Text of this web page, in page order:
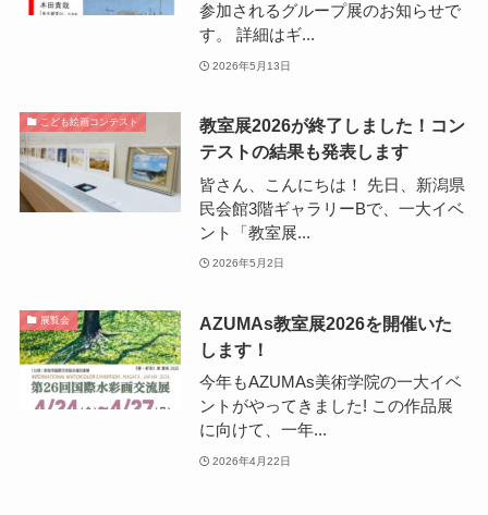
参加されるグループ展のお知らせで
す。 詳細はギ...
2026年5月13日
こども絵画コンテスト
教室展2026が終了しました！コン
テストの結果も発表します
皆さん、こんにちは！ 先日、新潟県
民会館3階ギャラリーBで、一大イベ
ント「教室展...
2026年5月2日
展覧会
AZUMAs教室展2026を開催いた
します！
今年もAZUMAs美術学院の一大イベ
ントがやってきました! この作品展
に向けて、一年...
2026年4月22日